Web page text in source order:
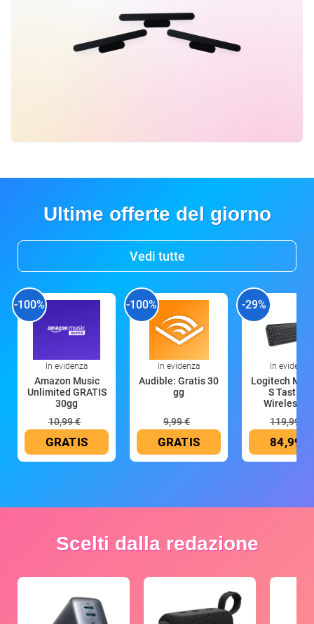
Ultime offerte del giorno
Vedi tutte
-100%
In evidenza
Amazon Music
Unlimited GRATIS
30gg
10,99 €
GRATIS
-100%
In evidenza
Audible: Gratis 30
gg
9,99 €
GRATIS
-29%
In evidenza
Logitech MX
S Tastiera
Wireless
119,99 €
84,99 €
Scelti dalla redazione